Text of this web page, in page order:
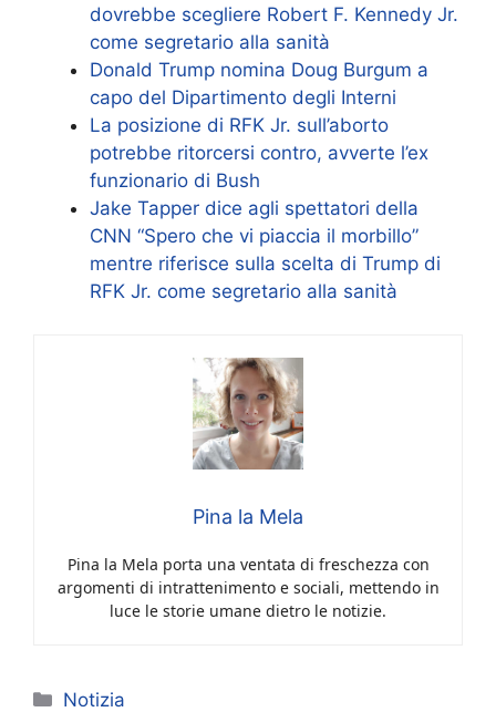
dovrebbe scegliere Robert F. Kennedy Jr.
come segretario alla sanità
Donald Trump nomina Doug Burgum a
capo del Dipartimento degli Interni
La posizione di RFK Jr. sull’aborto
potrebbe ritorcersi contro, avverte l’ex
funzionario di Bush
Jake Tapper dice agli spettatori della
CNN “Spero che vi piaccia il morbillo”
mentre riferisce sulla scelta di Trump di
RFK Jr. come segretario alla sanità
Pina la Mela
Pina la Mela porta una ventata di freschezza con
argomenti di intrattenimento e sociali, mettendo in
luce le storie umane dietro le notizie.
Categorie
Notizia